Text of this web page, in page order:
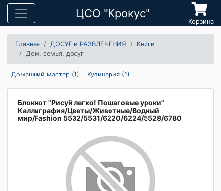
ЦСО "Крокус"
Корзина
Главная ДОСУГ и РАЗВЛЕЧЕНИЯ
Книги
Дом, семья, досуг
Домашний мастер (1) Кулинария (1)
Блокнот "Рисуй легко! Пошаговые уроки"
Каллиграфия/Цветы/Животные/Водный
мир/Fashion 5532/5531/6220/6224/5528/6780